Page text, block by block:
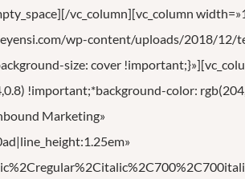
vc_column][vc_column
wp-content/uploads/2018/
size: cover
!important;*background-color:
Marketing»